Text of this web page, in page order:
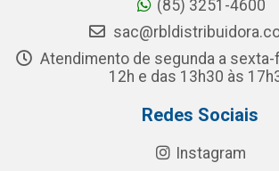
(85) 3251-4600
Atendimento de segunda a
12h e das 13h30 às
Redes Sociais
Instagram